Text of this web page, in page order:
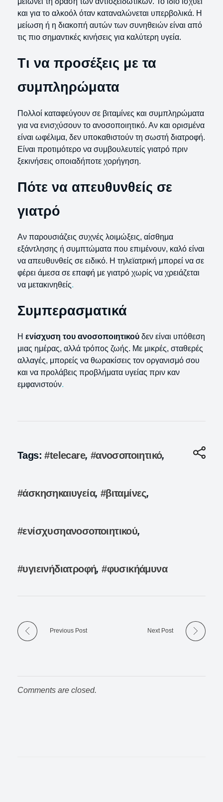
και για το αλκοόλ όταν καταναλώνεται υπερβολικά. Η
μείωση ή η διακοπή αυτών των συνηθειών είναι από
τις πιο σημαντικές κινήσεις για καλύτερη υγεία.
Τι να προσέξεις με τα
συμπληρώματα
Πολλοί καταφεύγουν σε βιταμίνες και συμπληρώματα
για να ενισχύσουν το ανοσοποιητικό. Αν και ορισμένα
είναι ωφέλιμα, δεν υποκαθιστούν τη σωστή διατροφή.
Είναι προτιμότερο να συμβουλευτείς γιατρό πριν
ξεκινήσεις οποιαδήποτε χορήγηση.
Πότε να απευθυνθείς σε
γιατρό
Αν παρουσιάζεις συχνές λοιμώξεις, αίσθημα
εξάντλησης ή συμπτώματα που επιμένουν, καλό είναι
να απευθυνθείς σε ειδικό. Η τηλεϊατρική μπορεί να σε
φέρει άμεσα σε επαφή με γιατρό χωρίς να χρειάζεται
να μετακινηθείς.
Συμπερασματικά
Η ενίσχυση του ανοσοποιητικού δεν είναι υπόθεση
μιας ημέρας, αλλά τρόπος ζωής. Με μικρές, σταθερές
αλλαγές, μπορείς να θωρακίσεις τον οργανισμό σου
και να προλάβεις προβλήματα υγείας πριν καν
εμφανιστούν.
Tags:#telecare, #ανοσοποιητικό,
#άσκησηκαιυγεία, #βιταμίνες,
#ενίσχυσηανοσοποιητικού,
#υγιεινήδιατροφή,#φυσικήάμυνα
Previous Post Next Post
Comments are closed.